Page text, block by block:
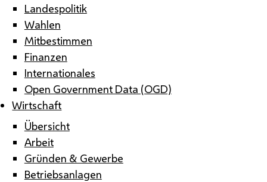
Landespolitik
Wahlen
Mitbestimmen
Finanzen
Internationales
Open Government Data (OGD)
Wirtschaft
Übersicht
Arbeit
Gründen & Gewerbe
Betriebsanlagen